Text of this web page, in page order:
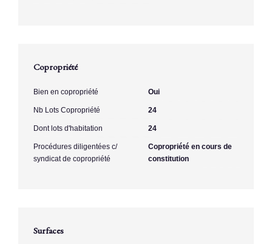
Copropriété
Bien en copropriété Oui
Nb Lots Copropriété 24
Dont lots d'habitation 24
Procédures diligentées c/
syndicat de copropriété
Copropriété en cours de
constitution
Surfaces